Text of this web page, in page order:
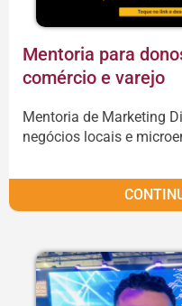
Mentoria para
comércio e varejo
Mentoria de Marketing
negócios locais e